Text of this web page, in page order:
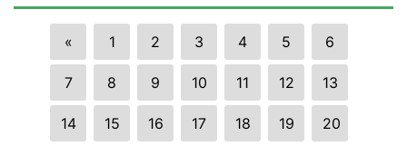
« 1 2 3 4 5 6
7 8 9 10 11 12 13
14 15 16 17 18 19 20